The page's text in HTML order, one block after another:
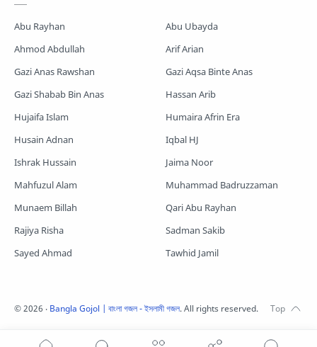
Shopnoshiri
Abu Rayhan
Abu Ubayda
Ahmod Abdullah
Arif Arian
Gazi Anas Rawshan
Gazi Aqsa Binte Anas
Gazi Shabab Bin Anas
Hassan Arib
Hujaifa Islam
Humaira Afrin Era
Husain Adnan
Iqbal HJ
Ishrak Hussain
Jaima Noor
Mahfuzul Alam
Muhammad Badruzzaman
Munaem Billah
Qari Abu Rayhan
Rajiya Risha
Sadman Sakib
Sayed Ahmad
Tawhid Jamil
©2026 ‧ Bangla Gojol | বাংলা গজল - ইসলামী গজল. All rights reserved.